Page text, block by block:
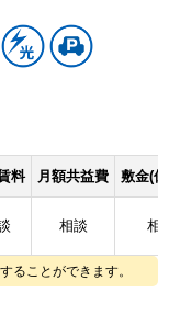
料 月額共益費 敷金(
相談 相
ることができます。